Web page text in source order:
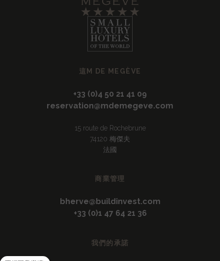
這M DE MEGÈVE
+33 (0)4 50 21 41 09
reservation@mdemegeve.com
15 route de Rochebrune
74120 梅傑夫
法國
商業管理
bherve@buildinvest.com
+33 (0)1 47 64 21 36
我們的承諾